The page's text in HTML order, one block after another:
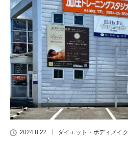
2024.8.22 ダイエット・ボディメイク